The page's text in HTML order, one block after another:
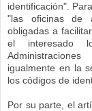
identificación".
"las oficinas de
obligadas a
el interesado
igualmente en la
los códigos de
Por su parte, el